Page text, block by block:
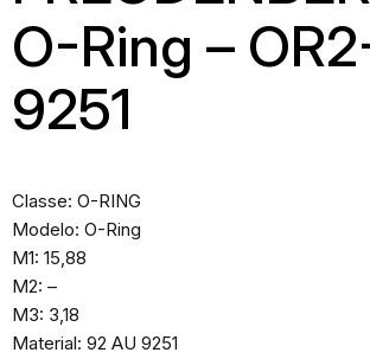
O-Ring –
9251
Classe: O-RING
Modelo: O-Ring
M1: 15,88
M2: –
M3: 3,18
Material: 92 AU 9251